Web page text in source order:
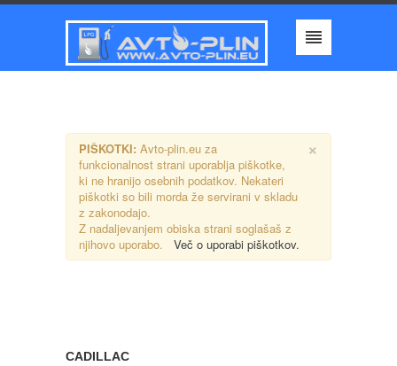
×
PIŠKOTKI: Avto-plin.eu za
funkcionalnost strani uporablja piškotke,
ki ne hranijo osebnih podatkov. Nekateri
piškotki so bili morda že servirani v skladu
z zakonodajo.
Z nadaljevanjem obiska strani soglašaš z
njihovo uporabo.
Več o uporabi piškotkov.
CADILLAC